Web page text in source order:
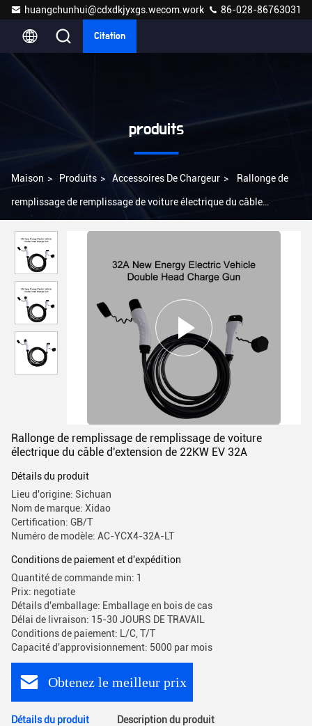
huangchunhui@cdxdkjyxgs.wecom.work 86-028-86763031
Citation
produits
Maison > Produits > Accessoires De Chargeur > Rallonge de
remplissage de remplissage de voiture électrique du câble
Rallonge de remplissage de remplissage de voiture
électrique du câble d'extension de 22KW EV 32A
Détails du produit
Lieu d'origine: Sichuan
Nom de marque: Xidao
Certification: GB/T
Numéro de modèle: AC-YCX4-32A-LT
Conditions de paiement et d'expédition
Quantité de commande min: 1
Prix: negotiate
Détails d'emballage: Emballage en bois de cas
Délai de livraison: 15-30 JOURS DE TRAVAIL
Conditions de paiement: L/C, T/T
Capacité d'approvisionnement: 5000 par mois
Obtenez le meilleur prix
Détails du produit Description du produit